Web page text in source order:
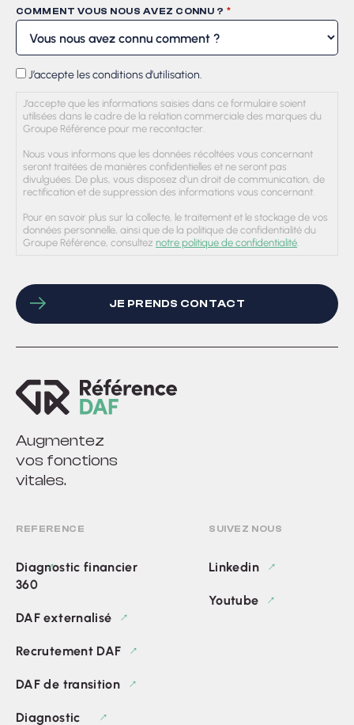
COMMENT VOUS NOUS AVEZ CONNU ? *
RGPD
J’accepte les conditions d’utilisation.
J’accepte que les informations saisies dans ce formulaire soient
utilisées dans le cadre de la relation commerciale des marques du
Groupe Référence pour me recontacter.
Nous vous informons que les données récoltées vous concernant
seront traitées de manières confidentielles et ne seront pas
divulguées. De plus, vous disposez d’un droit de communication, de
rectification et de suppression des informations vous concernant.
Pour en savoir plus sur la collecte, le traitement et le stockage de vos
données personnelle, ainsi que de la politique de confidentialité du
Groupe Référence, consultez notre politique de confidentialité.
Augmentez
vos fonctions
vitales.
REFERENCE
Diagnostic financier
360
DAF externalisé
Recrutement DAF
DAF de transition
Diagnostic
SUIVEZ NOUS
Linkedin
Youtube